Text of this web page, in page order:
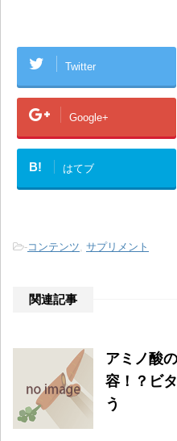
Twitter
Google+
B! はてブ
-コンテンツ, サプリメント
関連記事
アミノ酸
容！？ビ
う